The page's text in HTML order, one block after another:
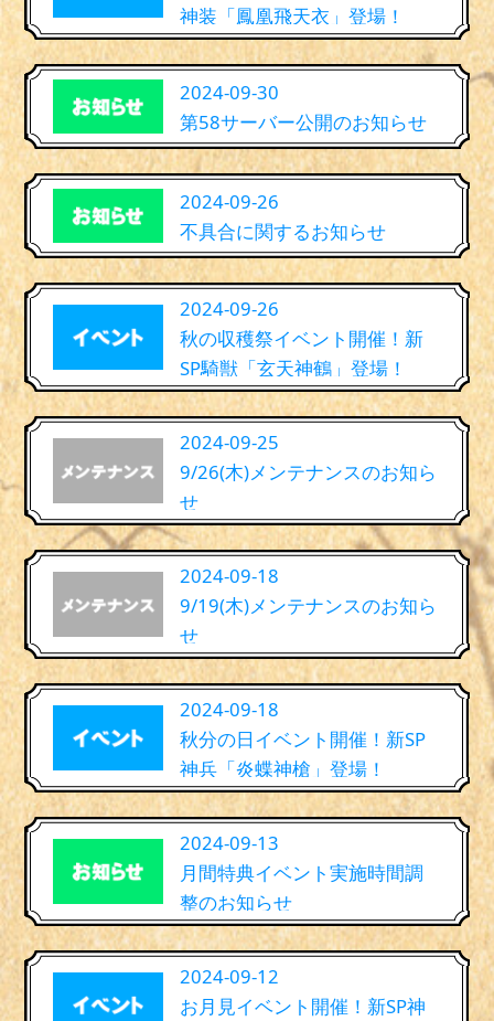
神装「鳳凰飛天衣」登場！
2024-09-30
第58サーバー公開のお知らせ
2024-09-26
不具合に関するお知らせ
2024-09-26
秋の収穫祭イベント開催！新
SP騎獣「玄天神鶴」登場！
2024-09-25
9/26(木)メンテナンスのお知ら
せ
2024-09-18
9/19(木)メンテナンスのお知ら
せ
2024-09-18
秋分の日イベント開催！新SP
神兵「炎蝶神槍」登場！
2024-09-13
月間特典イベント実施時間調
整のお知らせ
2024-09-12
お月見イベント開催！新SP神